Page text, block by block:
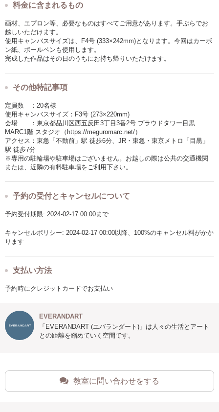
料金に含まれるもの
画材、エプロン等、必要なものはすべてご用意があります。手ぶらでお
越しいただけます。
使用キャンバスサイズは、F4号 (333×242mm)となります。今回はカーボ
ン紙、ボールペンも使用します。
完成した作品はその日のうちにお持ち帰りいただけます。
その他特記事項
定員数 ：20名様
使用キャンバスサイズ：F3号 (273×220mm)
会場 ：東京都品川区⻄五反田3丁目3番2号 プラウドタワー目黒
MARC1階 スタジオ（https://meguromarc.net/）
アクセス：東急「不動前」駅 徒歩6分、JR・東急・東京メトロ「目黒」
駅 徒歩7分
※専用の駐輪場や駐車場はございません。お越しの際は公共の交通機関
または、近隣の有料駐車場をご利用下さい。
予約の受付とキャンセルについて
予約受付期限: 2024-02-17 00:00まで
キャンセルポリシー: 2024-02-17 00:00以降、100%のキャンセル料がかか
ります
支払い方法
予約時にクレジットカードでお支払い
EVERANDART
「EVERANDART (エバランダート)」は人々の生活とアート
との距離を縮めていく空間です。
教室に問い合わせをする